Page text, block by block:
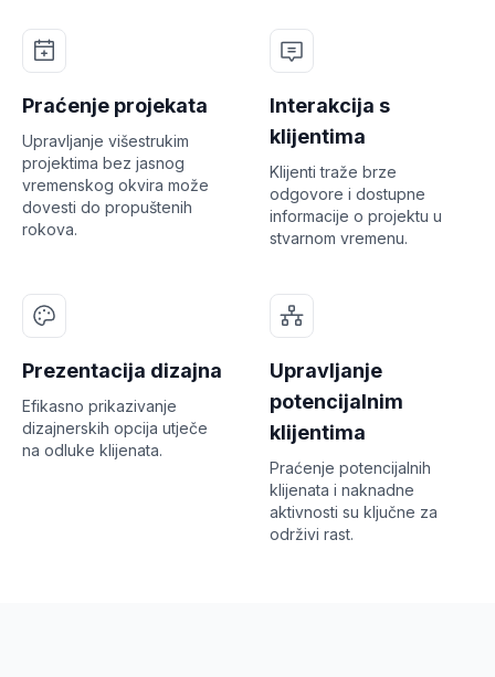
Praćenje projekata
Upravljanje višestrukim
projektima bez jasnog
vremenskog okvira može
dovesti do propuštenih
rokova.
Interakcija s
klijentima
Klijenti traže brze
odgovore i dostupne
informacije o projektu u
stvarnom vremenu.
Prezentacija dizajna
Efikasno prikazivanje
dizajnerskih opcija utječe
na odluke klijenata.
Upravljanje
potencijalnim
klijentima
Praćenje potencijalnih
klijenata i naknadne
aktivnosti su ključne za
održivi rast.